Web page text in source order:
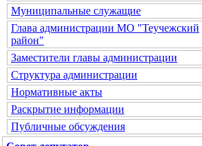
Муниципальные служащие
Глава администрации МО "Теучежский
район"
Заместители главы администрации
Структура администрации
Нормативные акты
Раскрытие информации
Публичные обсуждения